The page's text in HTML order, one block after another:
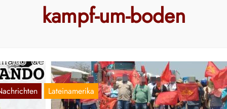
kampf-um-boden
Lateinamerika